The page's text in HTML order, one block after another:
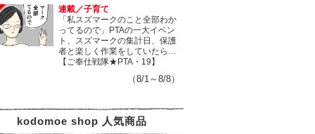
連載／子育て
「私スズマークのこと全部わか
ってるので」PTAの一大イベン
ト、スズマークの集計日、保護
者と楽しく作業をしていたら…
【ご奉仕戦隊★PTA・19】
（8/1～8/8）
kodomoe shop 人気商品